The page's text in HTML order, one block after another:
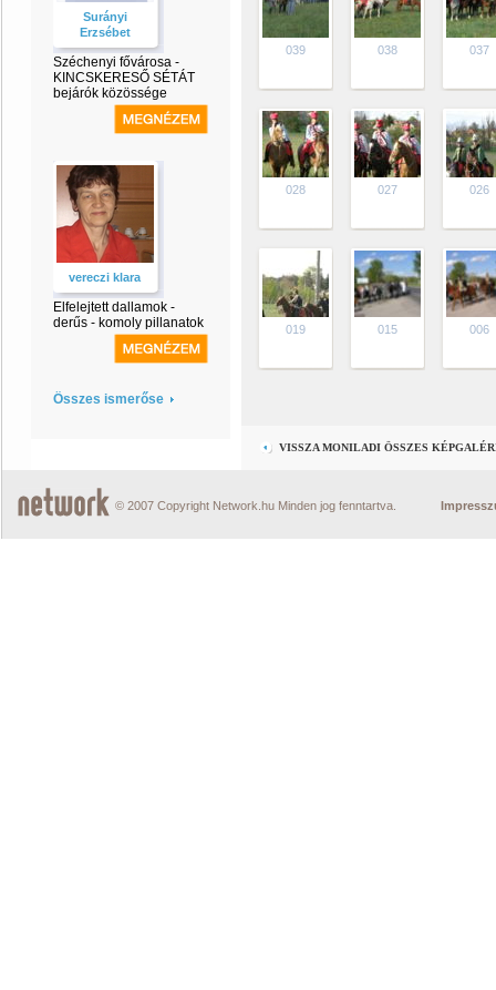
Surányi
Erzsébet
Széchenyi fővárosa -
KINCSKERESŐ SÉTÁT
bejárók közössége
vereczi klara
Elfelejtett dallamok -
derűs - komoly pillanatok
Összes ismerőse
039 038 037
028 027 026
019 015 006
VISSZA MONILADI ÖSSZES
© 2007 Copyright Network.hu Minden jog fenntartva.